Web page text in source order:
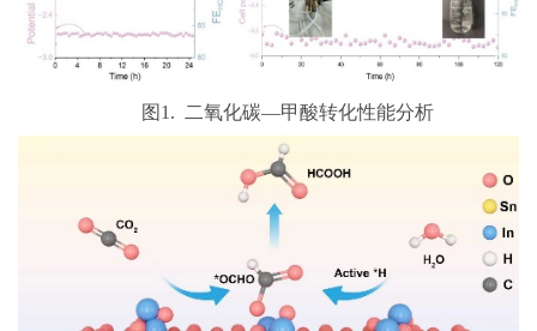
图 1. 二氧化碳—甲酸转化性能分析